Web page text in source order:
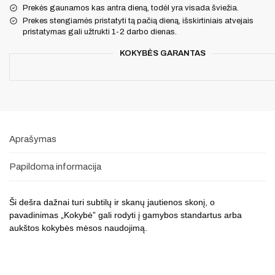
Prekės gaunamos kas antra dieną, todėl yra visada šviežia.
Prekes stengiamės pristatyti tą pačią dieną, išskirtiniais atvejais
pristatymas gali užtrukti 1-2 darbo dienas.
KOKYBĖS GARANTAS
Aprašymas
Papildoma informacija
Ši dešra dažnai turi subtilų ir skanų jautienos skonį, o
pavadinimas „Kokybė” gali rodyti į gamybos standartus arba
aukštos kokybės mėsos naudojimą.